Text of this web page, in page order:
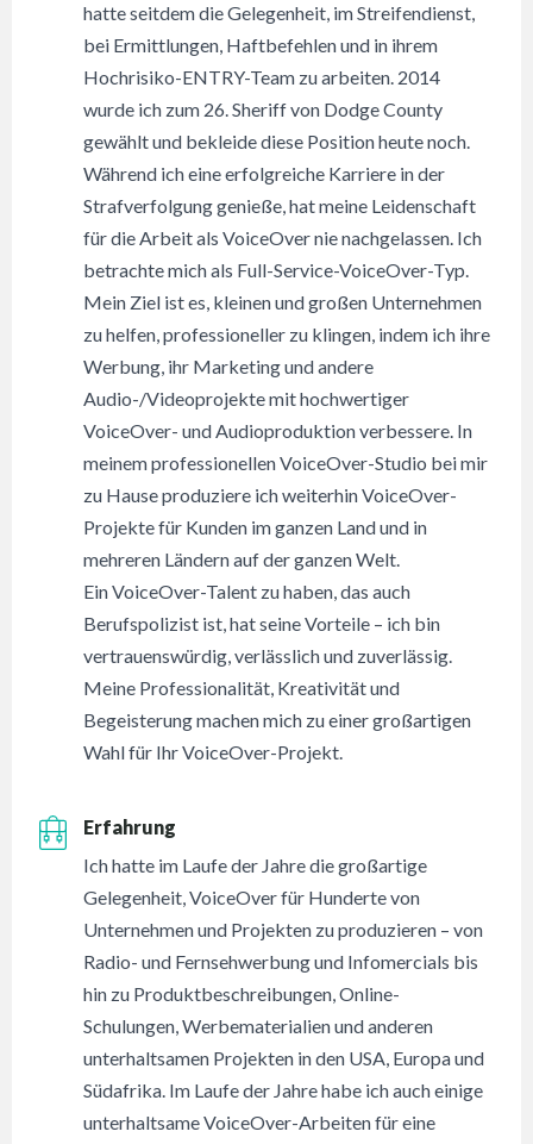
hatte seitdem die Gelegenheit, im Streifendienst,
bei Ermittlungen, Haftbefehlen und in ihrem
Hochrisiko-ENTRY-Team zu arbeiten. 2014
wurde ich zum 26. Sheriff von Dodge County
gewählt und bekleide diese Position heute noch.
Während ich eine erfolgreiche Karriere in der
Strafverfolgung genieße, hat meine Leidenschaft
für die Arbeit als VoiceOver nie nachgelassen. Ich
betrachte mich als Full-Service-VoiceOver-Typ.
Mein Ziel ist es, kleinen und großen Unternehmen
zu helfen, professioneller zu klingen, indem ich ihre
Werbung, ihr Marketing und andere
Audio-/Videoprojekte mit hochwertiger
VoiceOver- und Audioproduktion verbessere. In
meinem professionellen VoiceOver-Studio bei mir
zu Hause produziere ich weiterhin VoiceOver-
Projekte für Kunden im ganzen Land und in
mehreren Ländern auf der ganzen Welt.
Ein VoiceOver-Talent zu haben, das auch
Berufspolizist ist, hat seine Vorteile – ich bin
vertrauenswürdig, verlässlich und zuverlässig.
Meine Professionalität, Kreativität und
Begeisterung machen mich zu einer großartigen
Wahl für Ihr VoiceOver-Projekt.
Erfahrung
Ich hatte im Laufe der Jahre die großartige
Gelegenheit, VoiceOver für Hunderte von
Unternehmen und Projekten zu produzieren – von
Radio- und Fernsehwerbung und Infomercials bis
hin zu Produktbeschreibungen, Online-
Schulungen, Werbematerialien und anderen
unterhaltsamen Projekten in den USA, Europa und
Südafrika. Im Laufe der Jahre habe ich auch einige
unterhaltsame VoiceOver-Arbeiten für eine